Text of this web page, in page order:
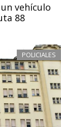
vehículo
88
POLICIALES